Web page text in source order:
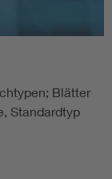
Blätter
Standardtyp